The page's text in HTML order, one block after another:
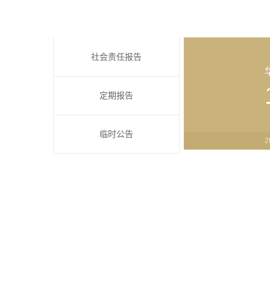
社会责任报告
定期报告
临时公告